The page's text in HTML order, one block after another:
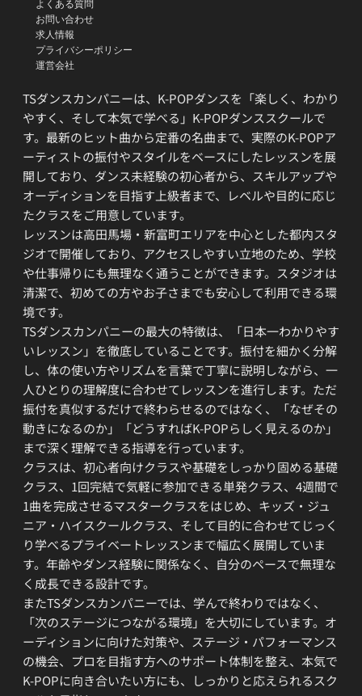
TSダンスカンパニーは、K-POPダンスを「楽しく、わかり
やすく、そして本気で学べる」K-POPダンススクールで
す。最新のヒット曲から定番の名曲まで、実際のK-POPア
ーティストの振付やスタイルをベースにしたレッスンを展
開しており、ダンス未経験の初心者から、スキルアップや
オーディションを目指す上級者まで、レベルや目的に応じ
たクラスをご用意しています。
レッスンは高田馬場・新富町エリアを中心とした都内スタ
ジオで開催しており、アクセスしやすい立地のため、学校
や仕事帰りにも無理なく通うことができます。スタジオは
清潔で、初めての方やお子さまでも安心して利用できる環
境です。
TSダンスカンパニーの最大の特徴は、「日本一わかりやす
いレッスン」を徹底していることです。振付を細かく分解
し、体の使い方やリズムを言葉で丁寧に説明しながら、一
人ひとりの理解度に合わせてレッスンを進行します。ただ
振付を真似するだけで終わらせるのではなく、「なぜその
動きになるのか」「どうすればK-POPらしく見えるのか」
まで深く理解できる指導を行っています。
クラスは、初心者向けクラスや基礎をしっかり固める基礎
クラス、1回完結で気軽に参加できる単発クラス、4週間で
1曲を完成させるマスタークラスをはじめ、キッズ・ジュ
ニア・ハイスクールクラス、そして目的に合わせてじっく
り学べるプライベートレッスンまで幅広く展開していま
す。年齢やダンス経験に関係なく、自分のペースで無理な
く成長できる設計です。
またTSダンスカンパニーでは、学んで終わりではなく、
「次のステージにつながる環境」を大切にしています。オ
ーディションに向けた対策や、ステージ・パフォーマンス
の機会、プロを目指す方へのサポート体制を整え、本気で
K-POPに向き合いたい方にも、しっかりと応えられるスク
よくある質問
お問い合わせ
求人情報
プライバシーポリシー
運営会社